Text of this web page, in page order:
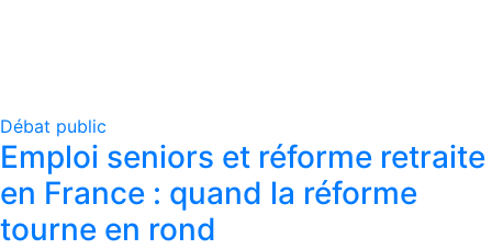
Débat public
Emploi seniors et réforme retraite
en France : quand la réforme
tourne en rond